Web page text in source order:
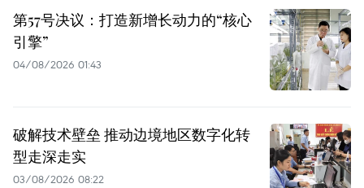
第57号决议：打造新增长动力的“核心
引擎”
04/08/2026 01:43
破解技术壁垒 推动边境地区数字化转
型走深走实
03/08/2026 08:22